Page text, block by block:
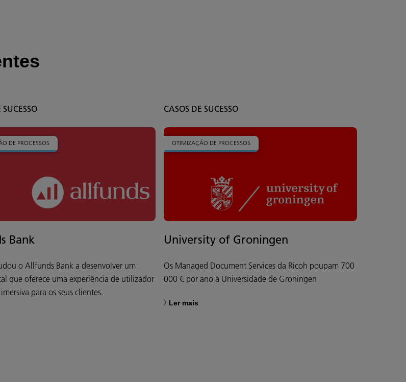
DE PROCESSOS
Bank
o Allfunds Bank a desenvolver um
que oferece uma experiência de utilizador
para os seus clientes.
CASOS DE SUCESSO
OTIMIZAÇÃO DE PROCESSOS
University of Groningen
Os Managed Document Services da Ricoh poupam 700
000 € por ano à Universidade de Groningen
Ler mais